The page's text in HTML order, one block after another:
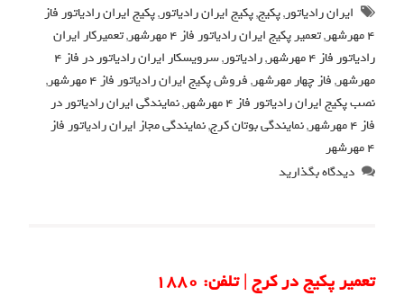
ایران رادیاتور,پکیج,پکیج ایران رادیاتور,پکیج ایران رادیاتور فاز
4 مهرشهر
,تعمیر پکیج ایران رادیاتور فاز 4 مهرشهر ,تعمیرکار ایران
رادیاتور فاز 4 مهرشهر
,رادیاتور,
سرویسکار ایران رادیاتور در فاز 4
مهرشهر,فاز چهار مهرشهر,فروش پکیج ایران رادیاتور فاز 4 مهرشهر
,
نصب پکیج ایران رادیاتور فاز 4 مهرشهر
,نمایندگی ایران رادیاتور در
فاز 4 مهرشهر
,نمایندگی بوتان کرج,نمایندگی مجاز ایران رادیاتور فاز
4 مهرشهر
دیدگاه بگذارید
تعمیر پکیج در کرج | تلفن: 1880